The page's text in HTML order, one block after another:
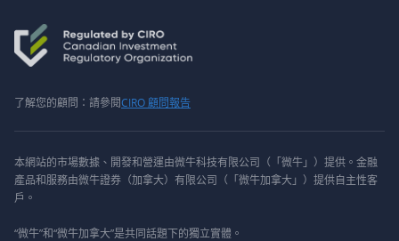
了解您的顧問：請參閱CIRO 顧問報告
本網站的市場數據、開發和營運由微牛科技有限公司（「微牛」）提供。金融
產品和服務由微牛證券（加拿大）有限公司（「微牛加拿大」）提供自主性客
戶。
“微牛”和“微牛加拿大”是共同話題下的獨立實體。